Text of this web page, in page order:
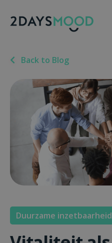
Back to Blog
Duurzame inzetbaarheid